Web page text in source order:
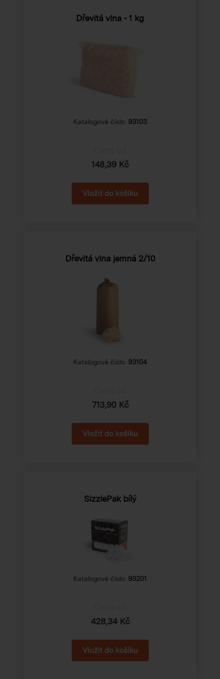
Dřevitá vlna - 1 kg
Katalogové číslo: 93103
148,39 Kč
Dřevitá vlna jemná 2/10
Katalogové číslo: 93104
713,90 Kč
SizzlePak bílý
Katalogové číslo: 93201
428,34 Kč